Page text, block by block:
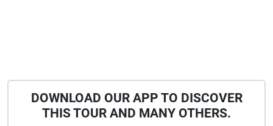
αλλά όχι να τα χρησιμοποιήσεις για
λουτροθεραπεία. Ηχογράφηση: Τζοβάνης
Ευάγγελος Οδυσσέας
DOWNLOAD OUR APP TO DISCOVER
THIS TOUR AND MANY OTHERS.